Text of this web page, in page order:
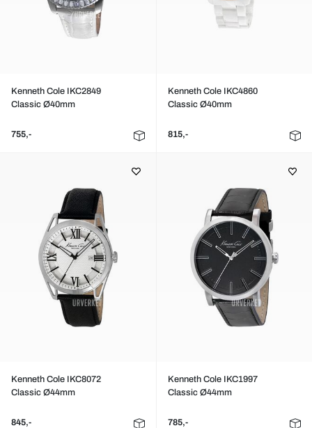
Kenneth Cole IKC2849
Classic Ø40mm
755,-
Kenneth Cole IKC4860
Classic Ø40mm
815,-
Kenneth Cole IKC8072
Classic Ø44mm
845,-
Kenneth Cole IKC1997
Classic Ø44mm
785,-